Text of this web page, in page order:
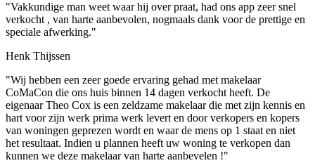
"Vakkundige man weet waar hij over praat, had ons app zeer snel
verkocht , van harte aanbevolen, nogmaals dank voor de prettige en
speciale afwerking."
Henk Thijssen
"Wij hebben een zeer goede ervaring gehad met makelaar
CoMaCon die ons huis binnen 14 dagen verkocht heeft. De
eigenaar Theo Cox is een zeldzame makelaar die met zijn kennis en
hart voor zijn werk prima werk levert en door verkopers en kopers
van woningen geprezen wordt en waar de mens op 1 staat en niet
het resultaat. Indien u plannen heeft uw woning te verkopen dan
kunnen we deze makelaar van harte aanbevelen !"